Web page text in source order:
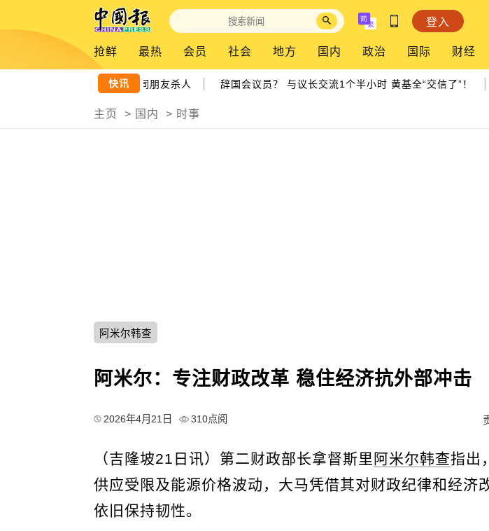
登入
抢鲜 最热 会员 社会 地方 国内 政治 国际 财经
快讯
踪｜嫌犯疑欠钱不还 竟联同朋友杀人 | 辞国会议员？ 与议长交流1个半小时 黄基全“交信了”！
主页 > 国内 > 时事
阿米尔韩查
阿米尔：专注财政改革 稳住经济抗外部冲击
2026年4月21日 310点阅
（吉隆坡21日讯）第二财政部长拿督斯里 阿米尔韩查指出
供应受限及能源价格波动，大马凭借其对财政纪律和经济
依旧保持韧性。